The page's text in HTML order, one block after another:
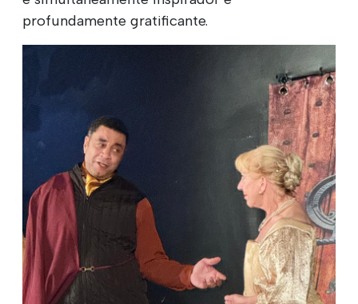
profundamente gratificante.